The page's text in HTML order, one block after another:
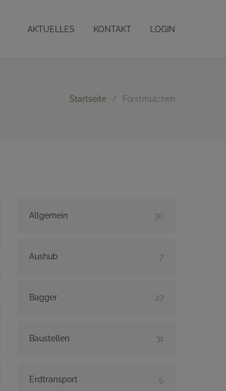
AKTUELLES KONTAKT LOGIN
Startseite / Forstmulchen
Allgemein 30
Aushub 7
Bagger 27
Baustellen 31
Erdtransport 5